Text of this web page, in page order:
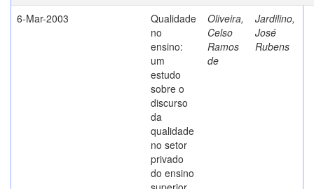
6-Mar-2003
Qualidade
no
ensino:
um
estudo
sobre o
discurso
da
qualidade
no setor
privado
do ensino
Oliveira,
Celso
Ramos
de
Jardilino,
José
Rubens